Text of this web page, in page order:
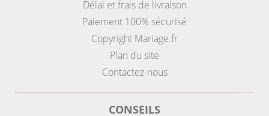
Délai et frais de livraison
Paiement 100% sécurisé
Copyright Mariage.fr
Plan du site
Contactez-nous
CONSEILS